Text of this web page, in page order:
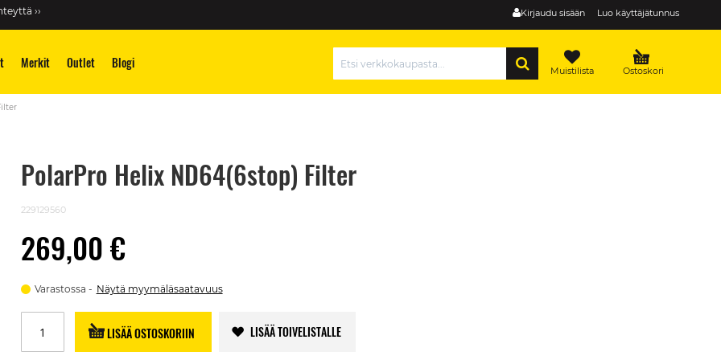
Kirjaudu sisään Luo käyttäjätunnus
››
Merkit Outlet Blogi Ostoskori
Muistilista
PolarPro Helix ND64(6stop) Filter
229129560
269,00 €
Varastossa Näytä myymäläsaatavuus
LISÄÄ OSTOSKORIIN LISÄÄ TOIVELISTALLE